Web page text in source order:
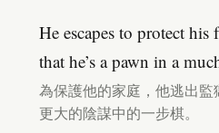
He escapes to protect
that he’s a pawn in a
為保護他的家庭，他逃出
更大的陰謀中的一步棋。